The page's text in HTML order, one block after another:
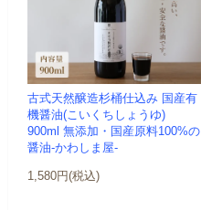
古式天然醸造杉桶仕込み 国産有
機醤油(こいくちしょうゆ)
900ml 無添加・国産原料100%の
醤油-かわしま屋-
1,580円(税込)